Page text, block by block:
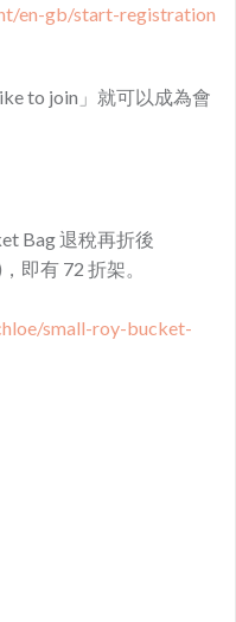
en-gb/start-registration
to join」就可以成為會
Bag 退稅再折後
即有 72 折架。
small-roy-bucket-